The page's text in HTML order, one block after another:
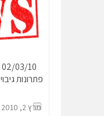
מרץ 2, 2010